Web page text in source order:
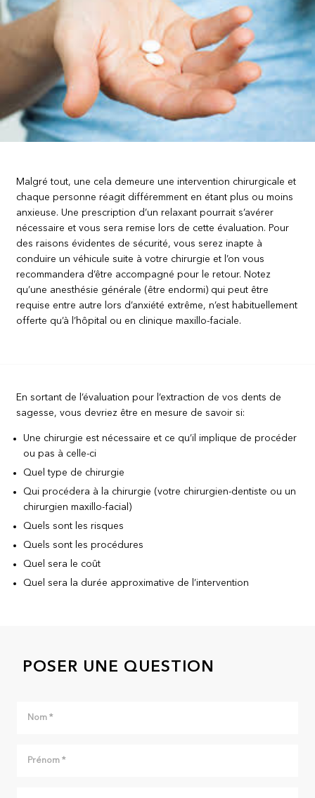
Malgré tout, une cela demeure une intervention chirurgicale et
chaque personne réagit différemment en étant plus ou moins
anxieuse. Une prescription d’un relaxant pourrait s’avérer
nécessaire et vous sera remise lors de cette évaluation. Pour
des raisons évidentes de sécurité, vous serez inapte à
conduire un véhicule suite à votre chirurgie et l’on vous
recommandera d’être accompagné pour le retour. Notez
qu’une anesthésie générale (être endormi) qui peut être
requise entre autre lors d’anxiété extrême, n’est habituellement
offerte qu’à l’hôpital ou en clinique maxillo-faciale.
En sortant de l’évaluation pour l’extraction de vos dents de
sagesse, vous devriez être en mesure de savoir si:
Une chirurgie est nécessaire et ce qu’il implique de procéder
ou pas à celle-ci
Quel type de chirurgie
Qui procédera à la chirurgie (votre chirurgien-dentiste ou un
chirurgien maxillo-facial)
Quels sont les risques
Quels sont les procédures
Quel sera le coût
Quel sera la durée approximative de l’intervention
POSER UNE QUESTION